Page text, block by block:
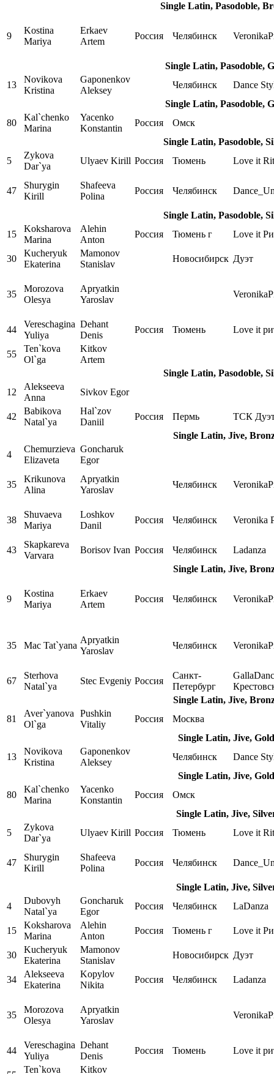
Single Latin, Pasodoble,
9
Kostina
Mariya
Erkaev
Artem
Россия Челябинск
Single Latin, Pasodoble,
13
Novikova
Kristina
Gaponenkov
Aleksey
Челябинск
Dance
Single Latin, Pasodoble,
80
Kal`chenko
Marina
Yacenko
Konstantin
Россия
Омск
Single Latin, Pasodoble,
5
Zykova
Dar`ya
Ulyaev Kirill Россия Тюмень Love it
47
Shurygin
Kirill
Shafeeva
Polina
Россия Челябинск
Single Latin, Pasodoble,
15
Koksharova
Marina
Alehin
Anton
Россия Тюмень г Love it
30
Kucheryuk
Ekaterina
Mamonov
Stanislav
Новосибирск Дуэт
35
Morozova
Olesya
Apryatkin
Yaroslav
44
Vereschagina
Yuliya
Dehant
Denis
Россия Тюмень Love it
55
Ten`kova
Ol`ga
Kitkov
Artem
Single Latin, Pasodoble,
12
Alekseeva
Anna
Sivkov Egor
42
Babikova
Natal`ya
Hal`zov
Daniil
Россия Пермь
ТСК
Single Latin, Jive,
4
Chemurzieva
Elizaveta
Goncharuk
Egor
35
Krikunova
Alina
Apryatkin
Yaroslav
Челябинск
38
Shuvaeva
Mariya
Loshkov
Danil
Россия Челябинск Veronika
43
Skapkareva
Varvara
Borisov Ivan Россия Челябинск
Ladanza
Single Latin, Jive,
9
Kostina
Mariya
Erkaev
Artem
Россия Челябинск
35 Mac Tat`yana
Apryatkin
Yaroslav
Челябинск
67
Sterhova
Natal`ya
Stec Evgeniy Россия
Санкт-
Петербург
Single Latin, Jive,
81
Aver`yanova
Ol`ga
Pushkin
Vitaliy
Россия
Москва
Single Latin, Jive,
13
Novikova
Kristina
Gaponenkov
Aleksey
Челябинск
Dance
Single Latin, Jive,
80
Kal`chenko
Marina
Yacenko
Konstantin
Россия
Омск
Single Latin, Jive,
5
Zykova
Dar`ya
Ulyaev Kirill Россия Тюмень Love it
47
Shurygin
Kirill
Shafeeva
Polina
Россия Челябинск
Single Latin, Jive,
4
Dubovyh
Natal`ya
Goncharuk
Egor
Россия Челябинск LaDanza
15
Koksharova
Marina
Alehin
Anton
Россия Тюмень г Love it
30
Kucheryuk
Ekaterina
Mamonov
Stanislav
Новосибирск Дуэт
34
Alekseeva
Ekaterina
Kopylov
Nikita
Россия Челябинск Ladanza
35
Morozova
Olesya
Apryatkin
Yaroslav
44
Vereschagina
Yuliya
Dehant
Denis
Россия Тюмень Love it
Ten`kova Kitkov